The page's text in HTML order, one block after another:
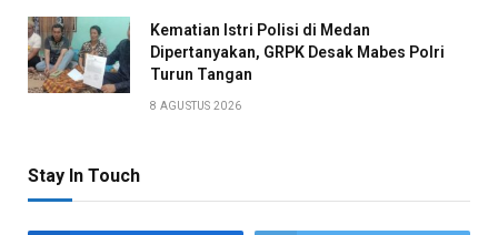
Kematian Istri Polisi di Medan
Dipertanyakan, GRPK Desak Mabes Polri
Turun Tangan
8 AGUSTUS 2026
Stay In Touch